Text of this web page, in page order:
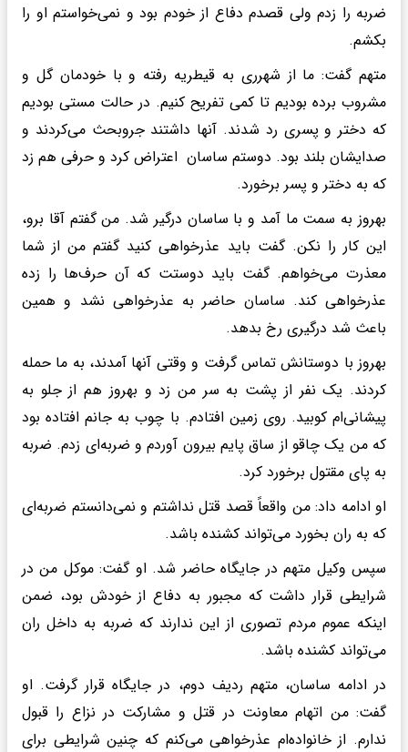
ضربه را زدم ولی قصدم دفاع از خودم بود و نمی‌خواستم او را
بکشم.
متهم گفت: ما از شهرری به قیطریه رفته و با خودمان گل و
مشروب برده بودیم تا کمی تفریح کنیم. در حالت مستی بودیم
که دختر و پسری رد شدند. آنها داشتند جروبحث می‌کردند و
صدایشان بلند بود. دوستم ساسان اعتراض کرد و حرفی هم زد
که به دختر و پسر برخورد.
بهروز به سمت ما آمد و با ساسان درگیر شد. من گفتم آقا برو،
این کار را نکن. گفت باید عذرخواهی کنید گفتم من از شما
معذرت می‌خواهم. گفت باید دوستت که آن حرف‌ها را زده
عذرخواهی کند. ساسان حاضر به عذرخواهی نشد و همین
باعث شد درگیری رخ بدهد.
بهروز با دوستانش تماس گرفت و وقتی آنها آمدند، به ما حمله
کردند. یک نفر از پشت به سر من زد و بهروز هم از جلو به
پیشانی‌ام کوبید. روی زمین افتادم. با چوب به جانم افتاده بود
که من یک چاقو از ساق پایم بیرون آوردم و ضربه‌ای زدم. ضربه
به پای مقتول برخورد کرد.
او ادامه داد: من واقعاً قصد قتل نداشتم و نمی‌دانستم ضربه‌ای
که به ران بخورد می‌تواند کشنده باشد.
سپس وکیل متهم در جایگاه حاضر شد. او گفت: موکل من در
شرایطی قرار داشت که مجبور به دفاع از خودش بود، ضمن
اینکه عموم مردم تصوری از این ندارند که ضربه به داخل ران
می‌تواند کشنده باشد.
در ادامه ساسان، متهم ردیف دوم، در جایگاه قرار گرفت. او
گفت: من اتهام معاونت در قتل و مشارکت در نزاع را قبول
ندارم. از خانواده‌ام عذرخواهی می‌کنم که چنین شرایطی برای